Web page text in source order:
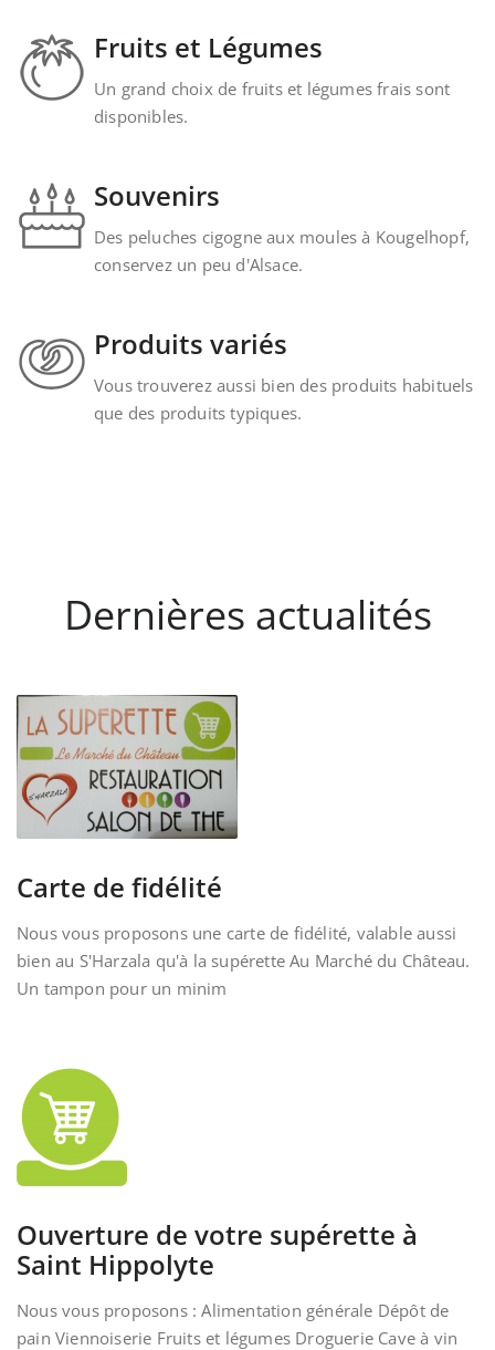
Fruits et Légumes
Un grand choix de fruits et légumes frais sont
disponibles.
Souvenirs
Des peluches cigogne aux moules à Kougelhopf,
conservez un peu d'Alsace.
Produits variés
Vous trouverez aussi bien des produits habituels
que des produits typiques.
Dernières actualités
Carte de fidélité
Nous vous proposons une carte de fidélité, valable aussi
bien au S'Harzala qu'à la supérette Au Marché du Château.
Un tampon pour un minim
Ouverture de votre supérette à
Saint Hippolyte
Nous vous proposons : Alimentation générale Dépôt de
pain Viennoiserie Fruits et légumes Droguerie Cave à vin